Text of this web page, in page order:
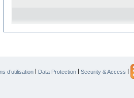
d’utilisation | Data Protection | Security & Access |